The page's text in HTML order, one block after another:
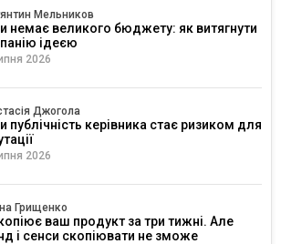
Мельников
немає великого бюджету: як витягнути
ідеєю
2026
Джогола
публічність керівника стає ризиком для
2026
Грищенко
ваш продукт за три тижні. Але
і сенси скопіювати не зможе